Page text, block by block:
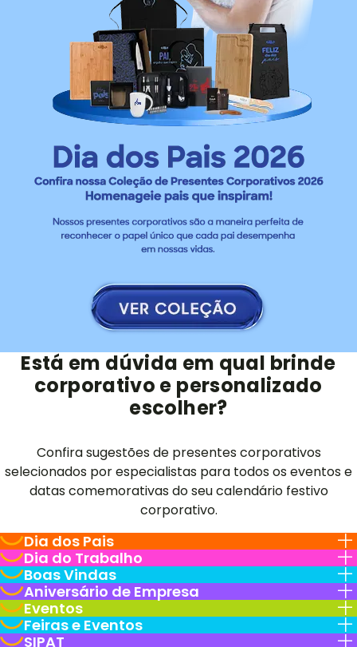
Está em dúvida em qual brinde
corporativo e personalizado
escolher?
Confira sugestões de presentes corporativos
selecionados por especialistas para todos os eventos e
datas comemorativas do seu calendário festivo
corporativo.
Dia dos Pais
Dia do Trabalho
Boas Vindas
Aniversário de Empresa
Eventos
Feiras e Eventos
SIPAT